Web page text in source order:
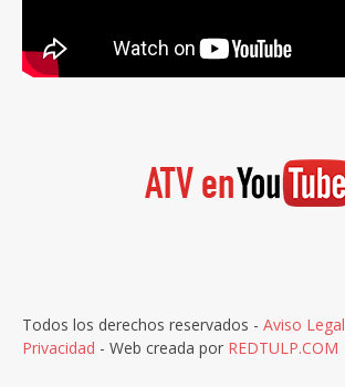
Todos los derechos reservados - Aviso Legal
Privacidad - Web creada por REDTULP.COM